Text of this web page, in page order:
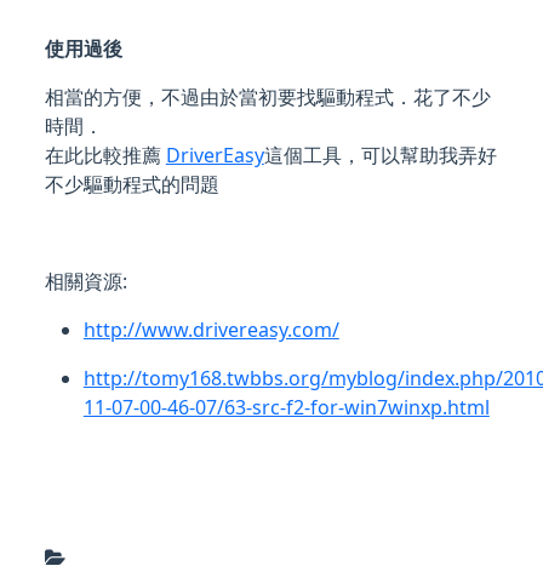
使用過後
相當的方便，不過由於當初要找驅動程式．花了不少
時間．
在此比較推薦 DriverEasy這個工具，可以幫助我弄好
不少驅動程式的問題
相關資源:
http://www.drivereasy.com/
http://tomy168.twbbs.org/myblog/index.php/
11-07-00-46-07/63-src-f2-for-win7winxp.html